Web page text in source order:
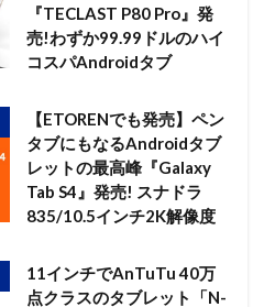
『TECLAST P80 Pro』発
売!わずか99.99ドルのハイ
コスパAndroidタブ
【ETORENでも発売】ペン
タブにもなるAndroidタブ
レットの最高峰『Galaxy
Tab S4』発売! スナドラ
835/10.5インチ2K解像度
11インチでAnTuTu 40万
点クラスのタブレット「N-